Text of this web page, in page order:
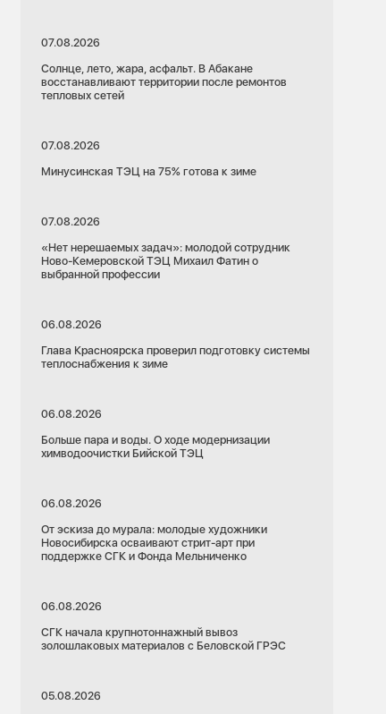
07.08.2026
Солнце, лето, жара, асфальт. В Абакане
восстанавливают территории после ремонтов
тепловых сетей
07.08.2026
Минусинская ТЭЦ на 75% готова к зиме
07.08.2026
«Нет нерешаемых задач»: молодой сотрудник
Ново-Кемеровской ТЭЦ Михаил Фатин о
выбранной профессии
06.08.2026
Глава Красноярска проверил подготовку системы
теплоснабжения к зиме
06.08.2026
Больше пара и воды. О ходе модернизации
химводоочистки Бийской ТЭЦ
06.08.2026
От эскиза до мурала: молодые художники
Новосибирска осваивают стрит-арт при
поддержке СГК и Фонда Мельниченко
06.08.2026
СГК начала крупнотоннажный вывоз
золошлаковых материалов с Беловской ГРЭС
05.08.2026